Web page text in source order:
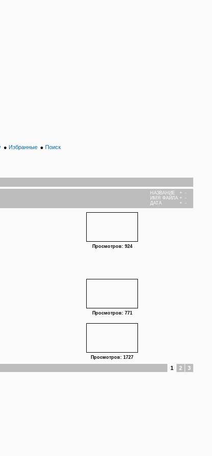
● Избранные ● Поиск
НАЗВАНИЕ + -
ИМЯ ФАЙЛА + -
ДАТА
+ -
Просмотров: 924
Просмотров: 771
Просмотров: 1727
1 2 3